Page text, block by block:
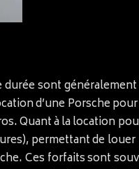
durée sont
d’une Porsche
Quant à la location
permettant de
Ces forfaits sont